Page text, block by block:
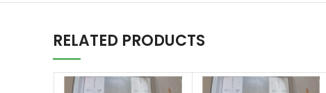
RELATED PRODUCTS